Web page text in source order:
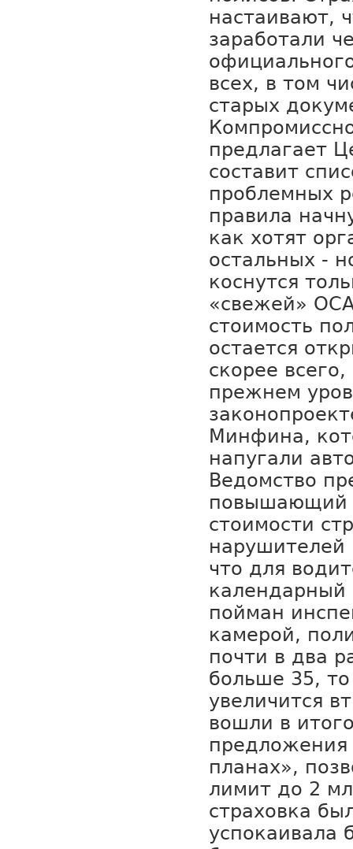
настаивают,
заработали
всех, в том
старых
предлагает
составит
проблемных
правила
как хотят
остальных -
коснутся
«свежей»
стоимость
остается
скорее
прежнем
Минфина,
напугали
Ведомство
повышающий
стоимости
нарушителей
что для
календарный
пойман
камерой,
почти в два
больше 35,
увеличится
вошли в
планах»,
лимит до 2
страховка
успокаивала